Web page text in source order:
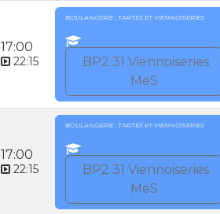
17:00
22:15
BOULANGERIE : TARTES ET VIENNOISERIES
BP2 31 Viennoiseries
MeS
17:00
22:15
BOULANGERIE : TARTES ET VIENNOISERIES
BP2 31 Viennoiseries
MeS